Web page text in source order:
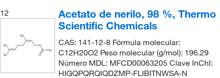
12
Acetato de nerilo, 98 %, Thermo
Scientific Chemicals
CAS: 141-12-8 Fórmula molecular:
C12H20O2 Peso molecular (g/mol): 196.29
Número MDL: MFCD00063205 Clave InChI:
HIGQPQRQIQDZMP-FLIBITNWSA-N